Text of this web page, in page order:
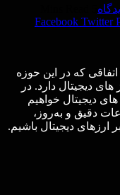
Facebook Twitter
که در این حوزه
دیجیتال دارد. در
های دیجیتال خواهیم
دقیق و به‌روز،
ارزهای دیجیتال باشیم.